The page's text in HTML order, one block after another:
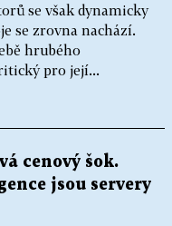
se však dynamicky
se zrovna nachází.
hrubého
pro její...
cenový šok.
jsou servery